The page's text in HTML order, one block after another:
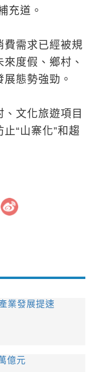
充道。
費需求已經被規
度假、鄉村、
態勢強勁。
文化旅遊項目
“山寨化”和趨
業發展提速
億元